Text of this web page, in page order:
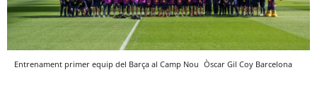
Entrenament primer equip del Barça al Camp Nou Òscar Gil Coy Barcelona